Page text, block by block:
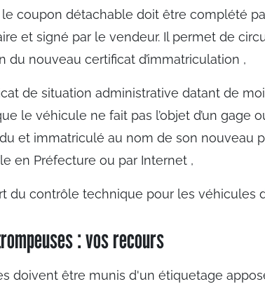
coupon détachable doit être complété
et signé par le vendeur. Il permet de
du nouveau certificat d’immatriculation ,
de situation administrative datant de
le véhicule ne fait pas l’objet d’un gage
et immatriculé au nom de son nouveau
en Préfecture ou par Internet ,
du contrôle technique pour les véhicules
: vos recours
doivent être munis d'un étiquetage